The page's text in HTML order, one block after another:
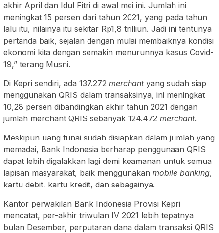
akhir April dan Idul Fitri di awal mei ini. Jumlah ini
meningkat 15 persen dari tahun 2021, yang pada tahun
lalu itu, nilainya itu sekitar Rp1,8 trilliun. Jadi ini tentunya
pertanda baik, sejalan dengan mulai membaiknya kondisi
ekonomi kita dengan semakin menurunnya kasus Covid-
19,” terang Musni.
Di Kepri sendiri, ada 137.272 merchantyang sudah siap
menggunakan QRIS dalam transaksinya, ini meningkat
10,28 persen dibandingkan akhir tahun 2021 dengan
jumlah merchant QRIS sebanyak 124.472 merchant.
Meskipun uang tunai sudah disiapkan dalam jumlah yang
memadai, Bank Indonesia berharap penggunaan QRIS
dapat lebih digalakkan lagi demi keamanan untuk semua
lapisan masyarakat, baik menggunakan mobile banking,
kartu debit, kartu kredit, dan sebagainya.
Kantor perwakilan Bank Indonesia Provisi Kepri
mencatat, per-akhir triwulan IV 2021 lebih tepatnya
bulan Desember, perputaran dana dalam transaksi QRIS